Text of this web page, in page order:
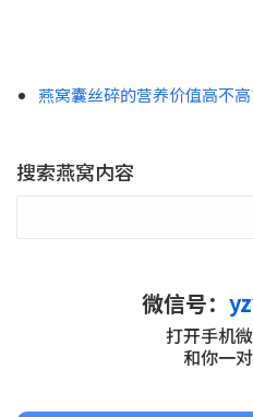
燕窝囊丝碎的营养价值高不
搜索燕窝内容
微信号：
打开手机
和你一